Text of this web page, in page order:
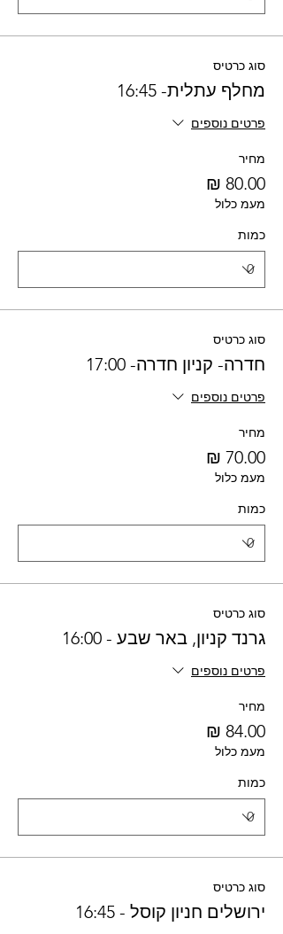
סוג כרטיס
מחלף עתלית- 16:45
פרטים נוספים
מחיר
מעמ כלול
כמות
סוג כרטיס
חדרה- קניון חדרה- 17:00
פרטים נוספים
מחיר
מעמ כלול
כמות
סוג כרטיס
גרנד קניון, באר שבע - 16:00
פרטים נוספים
מחיר
מעמ כלול
כמות
סוג כרטיס
ירושלים חניון קוסל - 16:45